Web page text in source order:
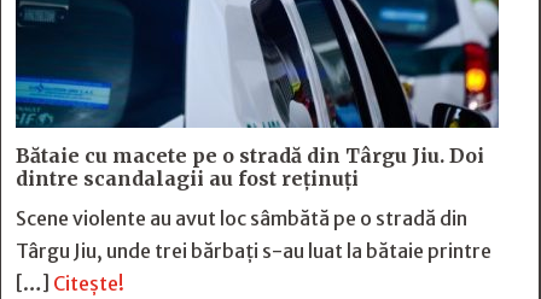
Bătaie cu macete pe o stradă din Târgu Jiu. Doi
dintre scandalagii au fost reținuți
Scene violente au avut loc sâmbătă pe o stradă din
Târgu Jiu, unde trei bărbați s-au luat la bătaie printre
[…] Citește!